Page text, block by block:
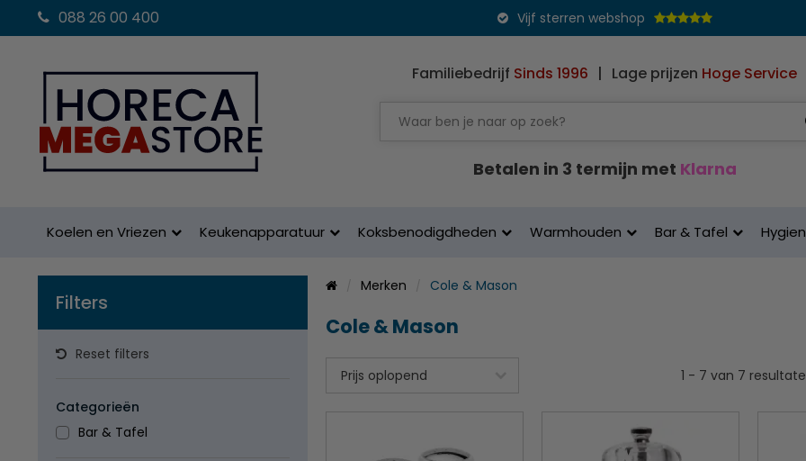
088 26 00 400 Vijf sterren webshop
Familiebedrijf Sinds 1996 | Lage prijzen Hoge Service
Betalen in 3 termijn met Klarna
Koelen en Vriezen Keukenapparatuur Koksbenodigdheden Warmhouden Bar & Tafel
Filters
Reset filters
Categorieën
Bar & Tafel
Merken Cole & Mason
Cole & Mason
1 - 7 van 7